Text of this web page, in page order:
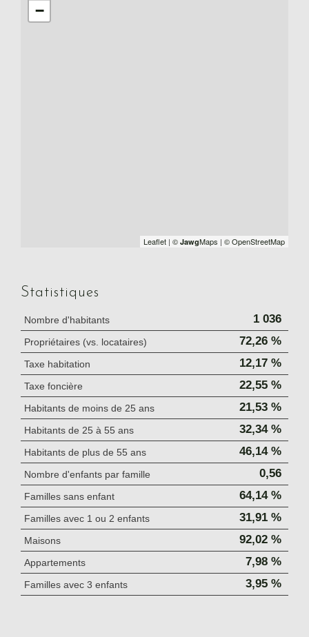
−
Leaflet | © JawgMaps | © OpenStreetMap
Statistiques
Nombre d'habitants 1 036
Propriétaires (vs. locataires) 72,26 %
Taxe habitation 12,17 %
Taxe foncière 22,55 %
Habitants de moins de 25 ans 21,53 %
Habitants de 25 à 55 ans 32,34 %
Habitants de plus de 55 ans 46,14 %
Nombre d'enfants par famille 0,56
Familles sans enfant 64,14 %
Familles avec 1 ou 2 enfants 31,91 %
Maisons 92,02 %
Appartements 7,98 %
Familles avec 3 enfants 3,95 %